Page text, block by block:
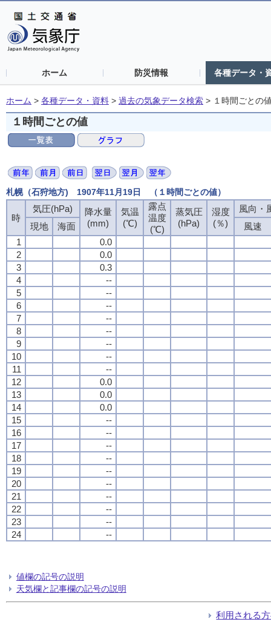
ホーム 防災情報 各種データ・
ホーム > 各種データ・資料 > 過去の気象データ検索 > １時間ごとの
１時間ごとの値
札幌（石狩地方) 1907年11月19日 （１時間ごとの値）
時
気圧(hPa)
降水量
(mm)
気温
(℃)
露点
温度
(℃)
蒸気圧
(hPa)
湿度
(％)
風向・
現地
海面
風速
1
0.0
2
0.0
3
0.3
4
--
5
--
6
--
7
--
8
--
9
--
10
--
11
--
12
0.0
13
0.0
14
0.0
15
--
16
--
17
--
18
--
19
--
20
--
21
--
22
--
23
--
24
--
値欄の記号の説明
天気欄と記事欄の記号の説明
利用される